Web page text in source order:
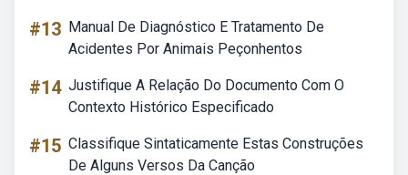
#13 Manual De Diagnóstico E Tratamento De
Acidentes Por Animais Peçonhentos
#14 Justifique A Relação Do Documento Com O
Contexto Histórico Especificado
#15 Classifique Sintaticamente Estas Construções
De Alguns Versos Da Canção